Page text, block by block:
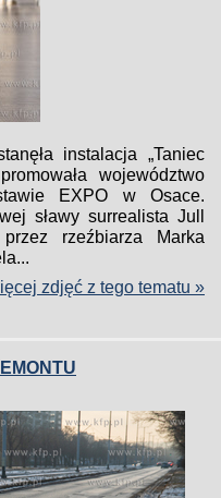
instalacja „Taniec
województwo
EXPO w Osace.
sławy surrealista Jull
rzeźbiarza Marka
zdjęć z tego tematu »